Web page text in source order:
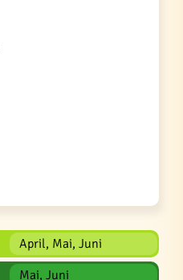
April, Mai, Juni
Mai, Juni